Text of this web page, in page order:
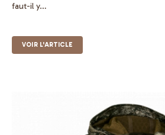
faut-il y…
VOIR L'ARTICLE